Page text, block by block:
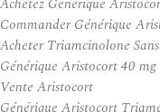
Commander Générique
Acheter Triamcinolone
Générique Aristocort 40
Vente Aristocort